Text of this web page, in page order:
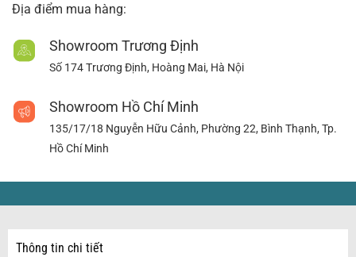
Địa điểm mua hàng:
Showroom Trương Định
Số 174 Trương Định, Hoàng Mai, Hà Nội
Showroom Hồ Chí Minh
135/17/18 Nguyễn Hữu Cảnh, Phường 22, Bình Thạnh, Tp.
Hồ Chí Minh
Thông tin chi tiết